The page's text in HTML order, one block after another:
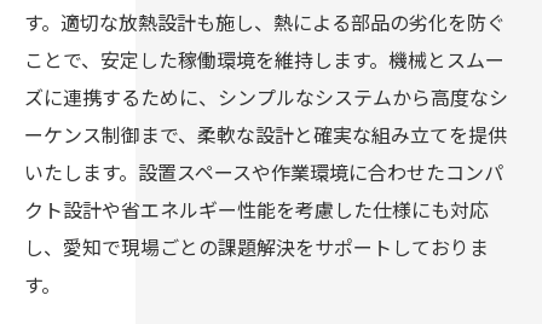
す。適切な放熱設計も施し、熱による部品の劣化を防ぐ
ことで、安定した稼働環境を維持します。機械とスムー
ズに連携するために、シンプルなシステムから高度なシ
ーケンス制御まで、柔軟な設計と確実な組み立てを提供
いたします。設置スペースや作業環境に合わせたコンパ
クト設計や省エネルギー性能を考慮した仕様にも対応
し、愛知で現場ごとの課題解決をサポートしておりま
す。